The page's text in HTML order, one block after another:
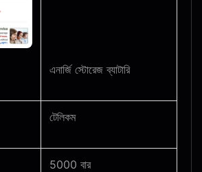
এনার্জি স্টোরেজ ব্যাটারি
টেলিকম
5000 বার